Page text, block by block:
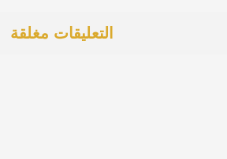
التعليقات مغلقة